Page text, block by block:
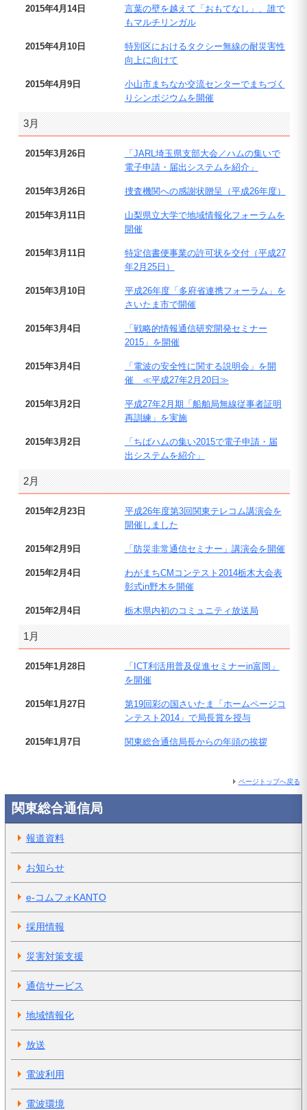
2015年4月14日
言葉の壁を越えて「おもてなし」、誰で
もマルチリンガル
2015年4月10日
特別区におけるタクシー無線の耐災害性
向上に向けて
2015年4月9日
小山市まちなか交流センターでまちづく
りシンポジウムを開催
3月
2015年3月26日
「JARL埼玉県支部大会／ハムの集いで
電子申請・届出システムを紹介」
2015年3月26日 捜査機関への感謝状贈呈（平成26年度）
2015年3月11日
山梨県立大学で地域情報化フォーラムを
開催
2015年3月11日
特定信書便事業の許可状を交付（平成27
年2月25日）
2015年3月10日
平成26年度「多府省連携フォーラム」を
さいたま市で開催
2015年3月4日
「戦略的情報通信研究開発セミナー
2015」を開催
2015年3月4日
「電波の安全性に関する説明会」を開
催 ≪平成27年2月20日≫
2015年3月2日
平成27年2月期「船舶局無線従事者証明
再訓練」を実施
2015年3月2日
「ちばハムの集い2015で電子申請・届
出システムを紹介」
2月
2015年2月23日
平成26年度第3回関東テレコム講演会を
開催しました
2015年2月9日 「防災非常通信セミナー」講演会を開催
2015年2月4日
わがまちCMコンテスト2014栃木大会表
彰式in野木を開催
2015年2月4日 栃木県内初のコミュニティ放送局
1月
2015年1月28日
「ICT利活用普及促進セミナーin富岡」
を開催
2015年1月27日
第19回彩の国さいたま「ホームページコ
ンテスト2014」で局長賞を授与
2015年1月7日 関東総合通信局長からの年頭の挨拶
ページトップへ戻る
関東総合通信局
報道資料
お知らせ
e-コムフォKANTO
採用情報
災害対策支援
通信サービス
地域情報化
放送
電波利用
電波環境